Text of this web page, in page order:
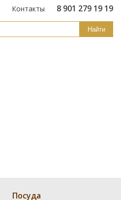
Контакты 8 901 279 19 19
Найти
Посуда